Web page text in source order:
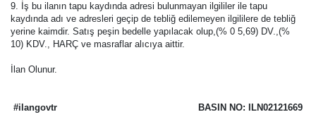
9. İş bu ilanın tapu kaydında adresi bulunmayan ilgililer ile tapu
kaydında adı ve adresleri geçip de tebliğ edilemeyen ilgililere de tebliğ
yerine kaimdir. Satış peşin bedelle yapılacak olup,(% 0 5,69) DV.,(%
10) KDV., HARÇ ve masraflar alıcıya aittir.
İlan Olunur.
#ilangovtr BASIN NO: ILN02121669